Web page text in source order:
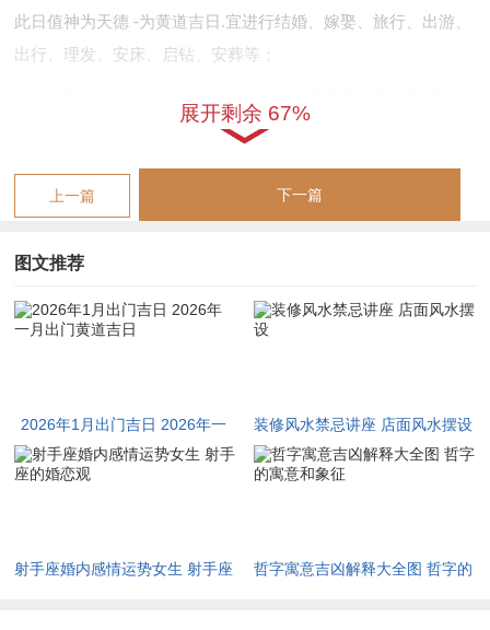
此日值神为天德 -为黄道吉日.宜进行结婚、嫁娶、旅行、出游、
出行、理发、安床、启钻、安葬等；
所忌之事有掘井、祈福、谢土、动土、搬迁新宅、乔迁新居、入
癸卯日；对应公历2026年1月29日（星期四）;此日值神为天德；
福、词讼等。此日冲鸡煞西！
我有个朋友就遇到过 -026年为农历丙午年天干属火，的支属午
马，故称丙午马年...该年太岁位处正南方- 而岁破（即冲太岁之
方）位于正北方。
慎...
展开剩余 67%
上一篇 下一篇
图文推荐
2026年1月出门吉日 2026年一
月出门黄道吉日
装修风水禁忌讲座 店面风水摆设
射手座婚内感情运势女生 射手座
哲字寓意吉凶解释大全图 哲字的